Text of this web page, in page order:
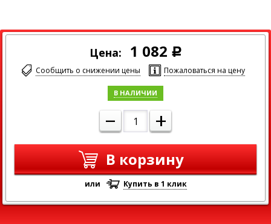
Цена: 1 082 Р
Сообщить о снижении цены
Пожаловаться на цену
В НАЛИЧИИ
– +
В корзину
или Купить в 1 клик